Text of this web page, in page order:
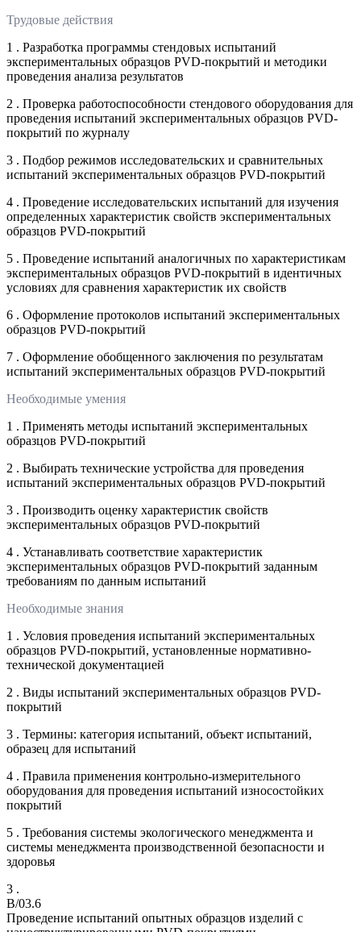
Трудовые действия
1 . Разработка программы стендовых испытаний
экспериментальных образцов PVD-покрытий и методики
проведения анализа результатов
2 . Проверка работоспособности стендового оборудования для
проведения испытаний экспериментальных образцов PVD-
покрытий по журналу
3 . Подбор режимов исследовательских и сравнительных
испытаний экспериментальных образцов PVD-покрытий
4 . Проведение исследовательских испытаний для изучения
определенных характеристик свойств экспериментальных
образцов PVD-покрытий
5 . Проведение испытаний аналогичных по характеристикам
экспериментальных образцов PVD-покрытий в идентичных
условиях для сравнения характеристик их свойств
6 . Оформление протоколов испытаний экспериментальных
образцов PVD-покрытий
7 . Оформление обобщенного заключения по результатам
испытаний экспериментальных образцов PVD-покрытий
Необходимые умения
1 . Применять методы испытаний экспериментальных
образцов PVD-покрытий
2 . Выбирать технические устройства для проведения
испытаний экспериментальных образцов PVD-покрытий
3 . Производить оценку характеристик свойств
экспериментальных образцов PVD-покрытий
4 . Устанавливать соответствие характеристик
экспериментальных образцов PVD-покрытий заданным
требованиям по данным испытаний
Необходимые знания
1 . Условия проведения испытаний экспериментальных
образцов PVD-покрытий, установленные нормативно-
технической документацией
2 . Виды испытаний экспериментальных образцов PVD-
покрытий
3 . Термины: категория испытаний, объект испытаний,
образец для испытаний
4 . Правила применения контрольно-измерительного
оборудования для проведения испытаний износостойких
покрытий
5 . Требования системы экологического менеджмента и
системы менеджмента производственной безопасности и
здоровья
3 .
B/03.6
Проведение испытаний опытных образцов изделий с